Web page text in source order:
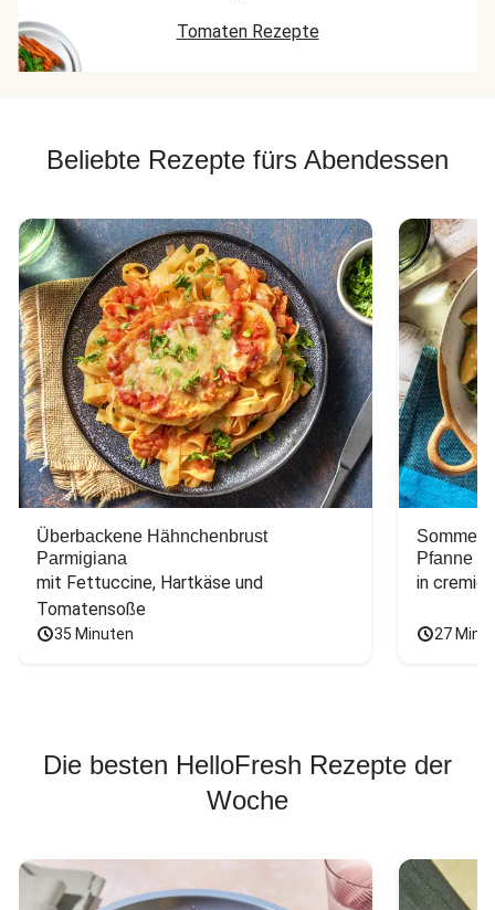
Tomaten Rezepte
Beliebte Rezepte fürs Abendessen
Überbackene Hähnchenbrust
Parmigiana
mit Fettuccine, Hartkäse und
Tomatensoße
35 Minuten
Pfanne
in
27
Die besten HelloFresh Rezepte der
Woche